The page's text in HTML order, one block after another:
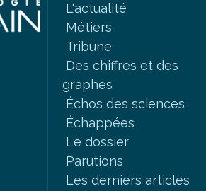
L'actualité
Métiers
Tribune
Des chiffres et des
graphes
Échos des sciences
Échappées
Le dossier
Parutions
Les derniers articles